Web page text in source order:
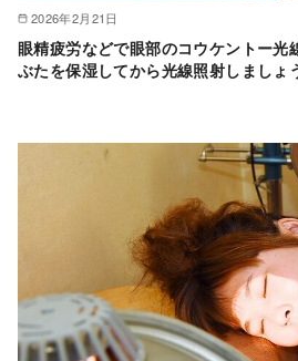
2026年2月21日
眼精疲労などで眼部のコウケントー光
ぶたを保湿してから光線照射しましょ